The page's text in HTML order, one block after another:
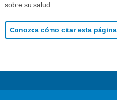
sobre su salud.
Conozca cómo citar esta página